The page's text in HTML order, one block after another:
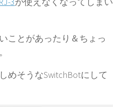
ことがあったり＆ちょっ
めそうなSwitchBotにして